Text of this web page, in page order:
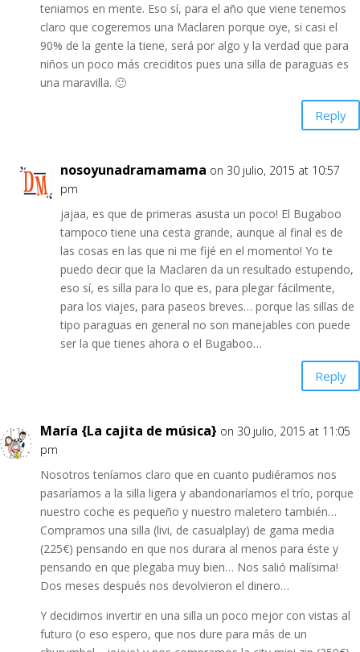
teniamos en mente. Eso sí, para el año que viene tenemos
claro que cogeremos una Maclaren porque oye, si casi el
90% de la gente la tiene, será por algo y la verdad que para
niños un poco más creciditos pues una silla de paraguas es
una maravilla. 🙂
Reply
nosoyunadramamama on 30 julio, 2015 at 10:57
pm
jajaa, es que de primeras asusta un poco! El Bugaboo
tampoco tiene una cesta grande, aunque al final es de
las cosas en las que ni me fijé en el momento! Yo te
puedo decir que la Maclaren da un resultado estupendo,
eso sí, es silla para lo que es, para plegar fácilmente,
para los viajes, para paseos breves… porque las sillas de
tipo paraguas en general no son manejables con puede
ser la que tienes ahora o el Bugaboo…
Reply
María {La cajita de música} on 30 julio, 2015 at 11:05
pm
Nosotros teníamos claro que en cuanto pudiéramos nos
pasaríamos a la silla ligera y abandonaríamos el trío, porque
nuestro coche es pequeño y nuestro maletero también…
Compramos una silla (livi, de casualplay) de gama media
(225€) pensando en que nos durara al menos para éste y
pensando en que plegaba muy bien… Nos salió malísima!
Dos meses después nos devolvieron el dinero…
Y decidimos invertir en una silla un poco mejor con vistas al
futuro (o eso espero, que nos dure para más de un